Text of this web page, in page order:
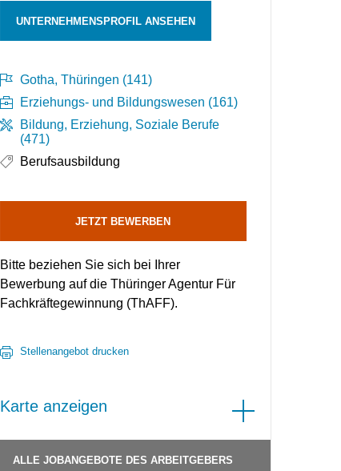
UNTERNEHMENSPROFIL ANSEHEN
Gotha, Thüringen (141)
Erziehungs- und Bildungswesen (161)
Bildung, Erziehung, Soziale Berufe
(471)
Berufsausbildung
JETZT BEWERBEN
Bitte beziehen Sie sich bei Ihrer
Bewerbung auf die Thüringer Agentur Für
Fachkräftegewinnung (ThAFF).
Stellenangebot drucken
Karte anzeigen
ALLE JOBANGEBOTE DES ARBEITGEBERS